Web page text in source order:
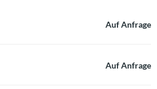
Auf Anfrage
Auf Anfrage